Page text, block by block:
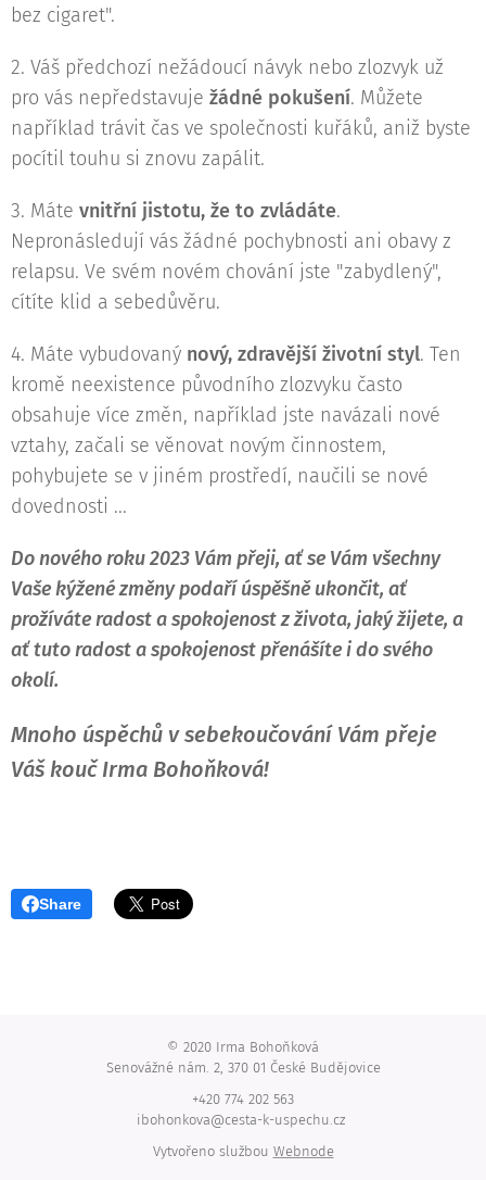
bez cigaret".
2. Váš předchozí nežádoucí návyk nebo zlozvyk už
pro vás nepředstavuje žádné pokušení. Můžete
například trávit čas ve společnosti kuřáků, aniž byste
pocítil touhu si znovu zapálit.
3. Máte vnitřní jistotu, že to zvládáte.
Nepronásledují vás žádné pochybnosti ani obavy z
relapsu. Ve svém novém chování jste "zabydlený",
cítíte klid a sebedůvěru.
4. Máte vybudovaný nový, zdravější životní styl. Ten
kromě neexistence původního zlozvyku často
obsahuje více změn, například jste navázali nové
vztahy, začali se věnovat novým činnostem,
pohybujete se v jiném prostředí, naučili se nové
dovednosti ...
Do nového roku 2023 Vám přeji, ať se Vám všechny
Vaše kýžené změny podaří úspěšně ukončit, ať
prožíváte radost a spokojenost z života, jaký žijete, a
ať tuto radost a spokojenost přenášíte i do svého
okolí.
Mnoho úspěchů v sebekoučování Vám přeje
Váš kouč Irma Bohoňková!
Share
© 2020 Irma Bohoňková
Senovážné nám. 2, 370 01 České Budějovice
+420 774 202 563
ibohonkova@cesta-k-uspechu.cz
Vytvořeno službou Webnode